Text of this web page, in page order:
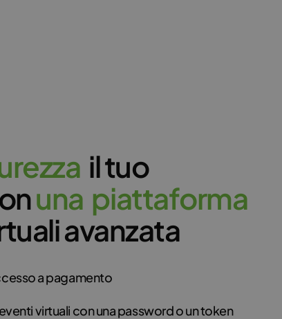
rezza il tuo
una piattaforma
avanzata
a pagamento
virtuali con una password o un token